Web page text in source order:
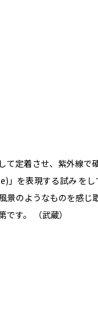
定着させ、紫外線で
を表現する試み を
のようなものを感
す。 （武蔵）